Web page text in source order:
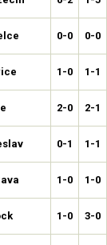
0-0 0-0
1-0 1-1
2-0 2-1
0-1 1-1
1-0 1-0
1-0 3-0